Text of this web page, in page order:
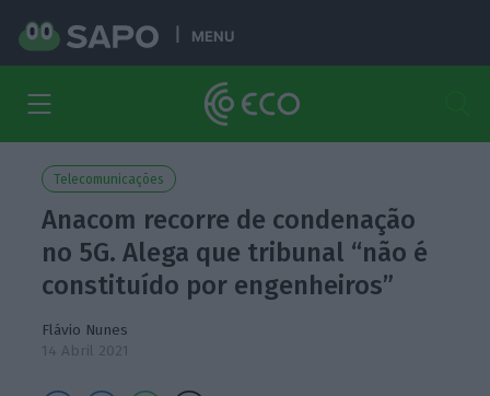
MENU
Telecomunicações
Anacom recorre de condenação
no 5G. Alega que tribunal “não é
constituído por engenheiros”
Flávio Nunes
14 Abril 2021